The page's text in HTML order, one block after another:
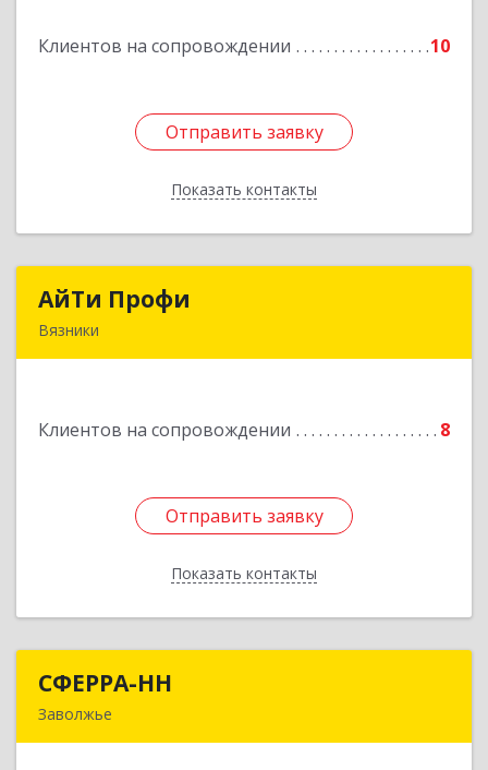
Клиентов на сопровождении 10
Отправить заявку
Показать контакты
Отправить заявку
Назад
АйТи Профи
Вязники
Клиентов на сопровождении 8
Отправить заявку
Показать контакты
Отправить заявку
Назад
СФЕРРА-НН
Заволжье